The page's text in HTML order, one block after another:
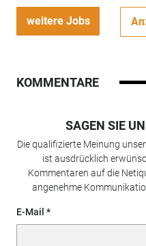
weitere Jobs
KOMMENTARE
SAGEN SIE
Die qualifizierte Meinung
ist ausdrücklich
Kommentaren auf die
angenehme
E-Mail